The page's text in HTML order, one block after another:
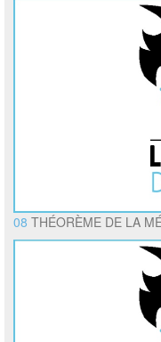
08 THÉORÈME DE LA